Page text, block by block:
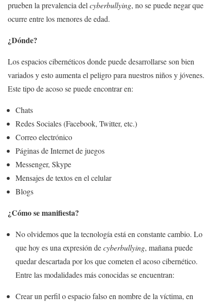
prueben la prevalencia delcyberbullying, no se puede negar que
ocurre entre los menores de edad.
¿Dónde?
Los espacios cibernéticos donde puede desarrollarse son bien
variados y esto aumenta el peligro para nuestros niños y jóvenes.
Este tipo de acoso se puede encontrar en:
Chats
Redes Sociales (Facebook, Twitter, etc.)
Correo electrónico
Páginas de Internet de juegos
Messenger, Skype
Mensajes de textos en el celular
Blogs
¿Cómo se manifiesta?
No olvidemos que la tecnología está en constante cambio. Lo
que hoy es una expresión decyberbullying, mañana puede
quedar descartada por los que cometen el acoso cibernético.
Entre las modalidades más conocidas se encuentran:
Crear un perfil o espacio falso en nombre de la víctima, en